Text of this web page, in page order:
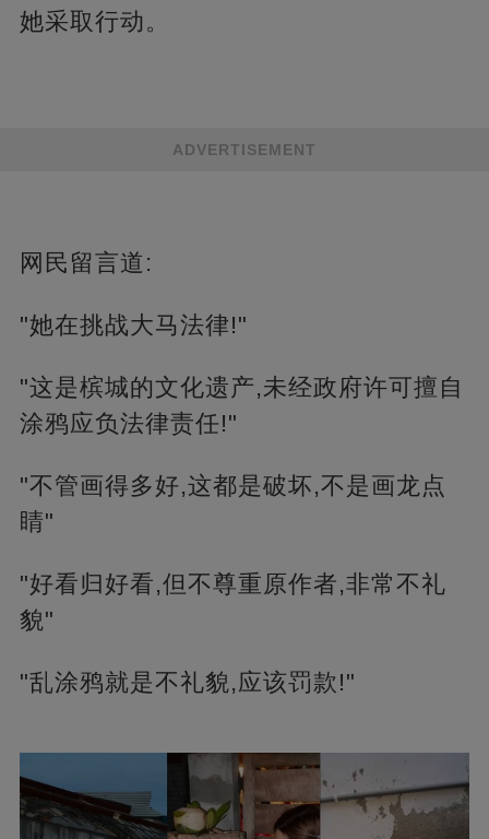
她采取行动。
ADVERTISEMENT
网民留言道:
"她在挑战大马法律!"
"这是槟城的文化遗产,未经政府许可擅自
涂鸦应负法律责任!"
"不管画得多好,这都是破坏,不是画龙点
睛"
"好看归好看,但不尊重原作者,非常不礼
貌"
"乱涂鸦就是不礼貌,应该罚款!"